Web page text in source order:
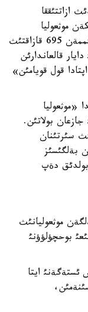
ازاتتئققا
موثعوليا
پرةزيدةنتئ: «ناؤرئزدان بةرئ ءتورت جارلئعئممةن 695 قازاقتئث
قالعاندارئن
قول قويامئن»
«موثعوليا
قازاق» جايلئ جازعان بولاتئن.
سئرتئنان
بةلگئسئز
بولدئق دةپ
موثعوليانئث
بوحچؤلؤؤنئ
ايتا